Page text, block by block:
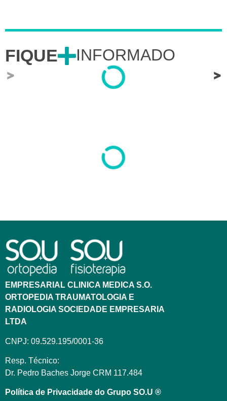
FIQUE INFORMADO
EMPRESARIAL CLINICA MEDICA S.O.
ORTOPEDIA TRAUMATOLOGIA E
RADIOLOGIA SOCIEDADE EMPRESARIA
LTDA
CNPJ: 09.529.195/0001-36
Resp. Técnico:
Dr. Pedro Baches Jorge CRM 117.484
Política de Privacidade do Grupo SO.U ®